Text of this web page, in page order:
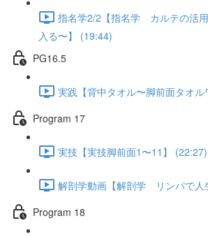
指名学2/2【指名学 カルテの活
入る〜】 (19:44)
PG16.5
実践【背中タオル〜脚前面タオ
Program 17
実技【実技脚前面1〜11】 (22:27)
解剖学動画【解剖学 リンパで人
Program 18